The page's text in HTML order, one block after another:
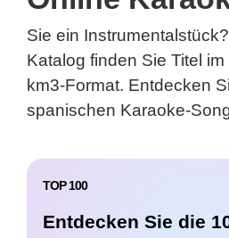
Sie ein
Katalog finden Sie Titel
km3-Format. Entdecken
spanischen Karaoke-
TOP 100
Entdecken Sie die